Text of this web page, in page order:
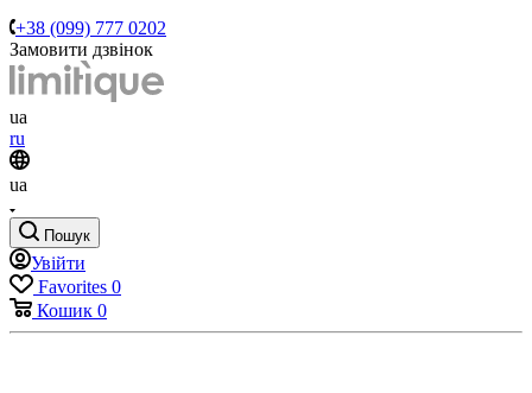
+38 (099) 777 0202
Замовити дзвінок
ua
ru
ua
Пошук
Увійти
Favorites 0
Кошик 0